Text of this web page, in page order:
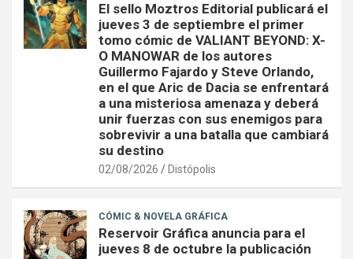
El sello Moztros Editorial publicará el
jueves 3 de septiembre el primer
tomo cómic de VALIANT BEYOND: X-
O MANOWAR de los autores
Guillermo Fajardo y Steve Orlando,
en el que Aric de Dacia se enfrentará
a una misteriosa amenaza y deberá
unir fuerzas con sus enemigos para
sobrevivir a una batalla que cambiará
su destino
02/08/2026 Distópolis
CÓMIC & NOVELA GRÁFICA
Reservoir Gráfica anuncia para el
jueves 8 de octubre la publicación